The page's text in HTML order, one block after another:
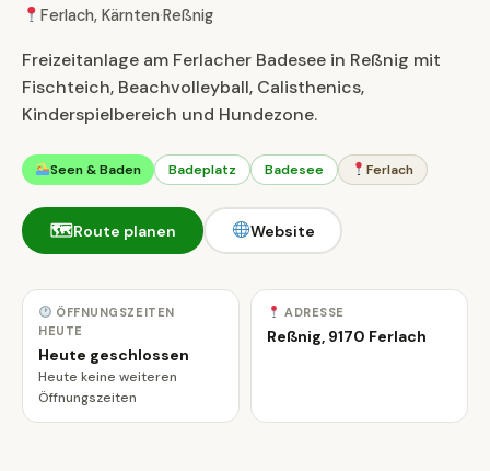
Ferlach, Kärnten·Reßnig
Freizeitanlage am Ferlacher Badesee in Reßnig mit
Fischteich, Beachvolleyball, Calisthenics,
Kinderspielbereich und Hundezone.
Seen & Baden Badeplatz Badesee Ferlach
🗺Route planen Website
ÖFFNUNGSZEITEN
HEUTE
Heute geschlossen
Heute keine weiteren
Öffnungszeiten
ADRESSE
Reßnig, 9170 Ferlach